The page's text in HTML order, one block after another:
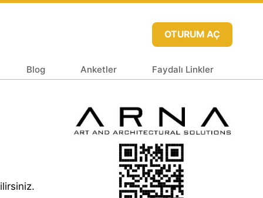
OTURUM AÇ
Blog Anketler Faydalı Linkler